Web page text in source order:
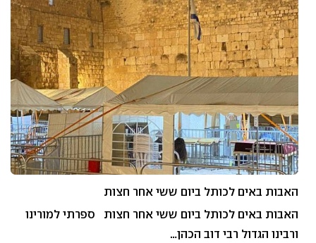
האבות באים לכותל ביום ששי אחר חצות
האבות באים לכותל ביום ששי אחר חצות ספרתי למורינו
ורבינו הגדול רבי דוב הכהן…